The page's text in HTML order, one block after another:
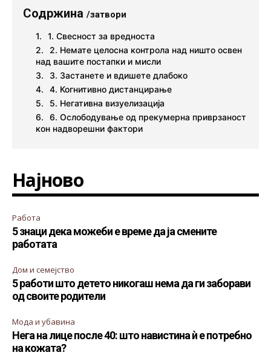
Содржина /затвори
1. Свесност за вредноста
2. Немате целосна контрола над ништо освен
над вашите постапки и мисли
3. Застанете и вдишете длабоко
4. Когнитивно дистанцирање
5. Негативна визуелизација
6. Ослободување од прекумерна приврзаност
кон надворешни фактори
Најново
Работа
5 знаци дека можеби е време да ја смените
работата
Дом и семејство
5 работи што детето никогаш нема да ги заборави
од своите родители
Мода и убавина
Нега на лице после 40: што навистина ѝ е потребно
на кожата?